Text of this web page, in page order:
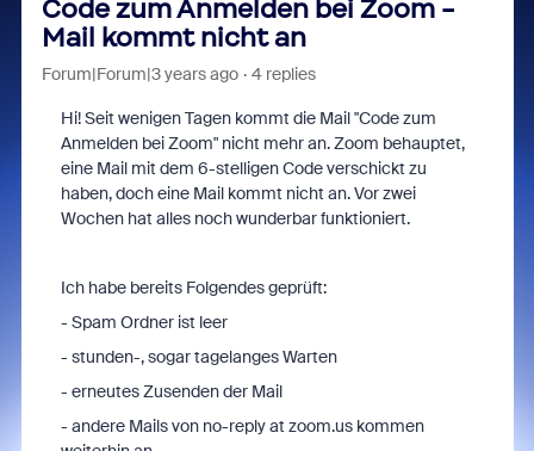
Code zum Anmelden bei Zoom -
Mail kommt nicht an
Forum|Forum|3 years ago 4 replies
Hi! Seit wenigen Tagen kommt die Mail "Code zum
Anmelden bei Zoom" nicht mehr an. Zoom behauptet,
eine Mail mit dem 6-stelligen Code verschickt zu
haben, doch eine Mail kommt nicht an. Vor zwei
Wochen hat alles noch wunderbar funktioniert.
Ich habe bereits Folgendes geprüft:
- Spam Ordner ist leer
- stunden-, sogar tagelanges Warten
- erneutes Zusenden der Mail
- andere Mails von no-reply at zoom.us kommen